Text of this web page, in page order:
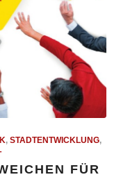
,STADTENTWICKLUNG
FÜR